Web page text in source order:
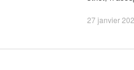
27 janvier